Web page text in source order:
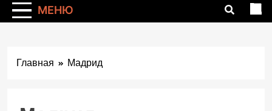
МЕНЮ
Главная Мадрид